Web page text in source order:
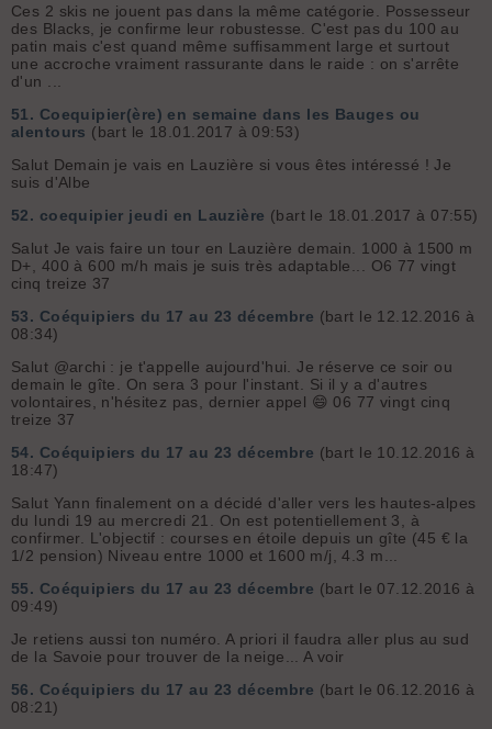
Ces 2 skis ne jouent pas dans la même catégorie. Possesseur
des Blacks, je confirme leur robustesse. C'est pas du 100 au
patin mais c'est quand même suffisamment large et surtout
une accroche vraiment rassurante dans le raide : on s'arrête
d'un ...
51. Coequipier(ère) en semaine dans les Bauges ou
alentours (bart le 18.01.2017 à 09:53)
Salut Demain je vais en Lauzière si vous êtes intéressé ! Je
suis d'Albe
52. coequipier jeudi en Lauzière (bart le 18.01.2017 à 07:55)
Salut Je vais faire un tour en Lauzière demain. 1000 à 1500 m
D+, 400 à 600 m/h mais je suis très adaptable... O6 77 vingt
cinq treize 37
53. Coéquipiers du 17 au 23 décembre (bart le 12.12.2016 à
08:34)
Salut @archi : je t'appelle aujourd'hui. Je réserve ce soir ou
demain le gîte. On sera 3 pour l'instant. Si il y a d'autres
volontaires, n'hésitez pas, dernier appel 😄 06 77 vingt cinq
treize 37
54. Coéquipiers du 17 au 23 décembre (bart le 10.12.2016 à
18:47)
Salut Yann finalement on a décidé d'aller vers les hautes-alpes
du lundi 19 au mercredi 21. On est potentiellement 3, à
confirmer. L'objectif : courses en étoile depuis un gîte (45 € la
1/2 pension) Niveau entre 1000 et 1600 m/j, 4.3 m...
55. Coéquipiers du 17 au 23 décembre (bart le 07.12.2016 à
09:49)
Je retiens aussi ton numéro. A priori il faudra aller plus au sud
de la Savoie pour trouver de la neige... A voir
56. Coéquipiers du 17 au 23 décembre (bart le 06.12.2016 à
08:21)